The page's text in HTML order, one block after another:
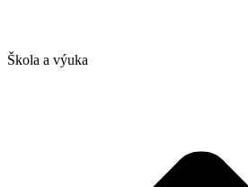
Škola a výuka